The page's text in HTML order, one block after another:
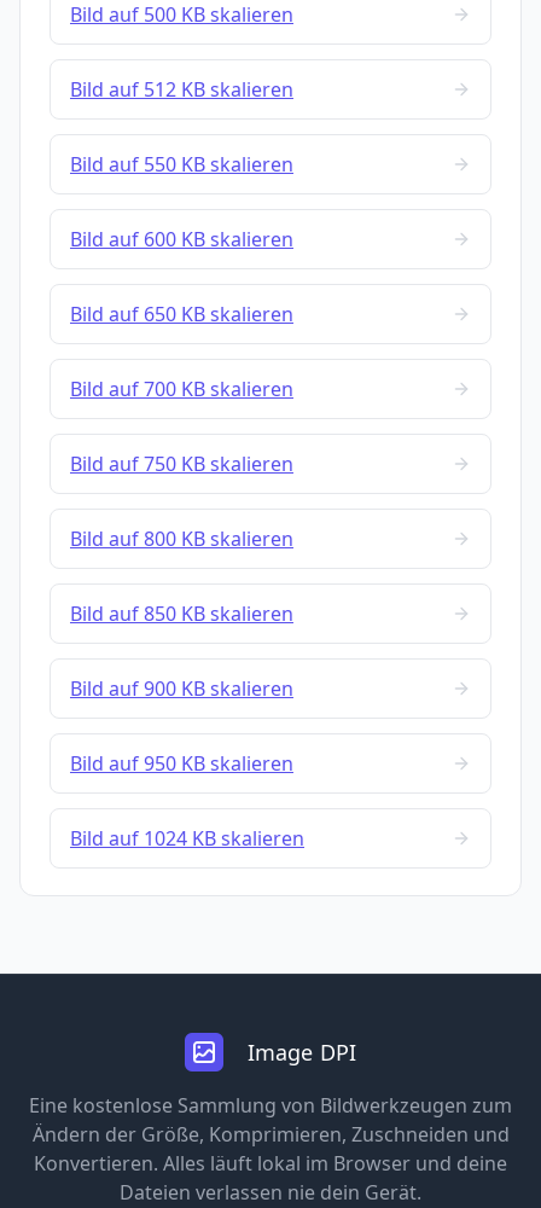
Bild auf 500 KB skalieren
Bild auf 512 KB skalieren
Bild auf 550 KB skalieren
Bild auf 600 KB skalieren
Bild auf 650 KB skalieren
Bild auf 700 KB skalieren
Bild auf 750 KB skalieren
Bild auf 800 KB skalieren
Bild auf 850 KB skalieren
Bild auf 900 KB skalieren
Bild auf 950 KB skalieren
Bild auf 1024 KB skalieren
Image DPI
Eine kostenlose Sammlung von Bildwerkzeugen zum
Ändern der Größe, Komprimieren, Zuschneiden und
Konvertieren. Alles läuft lokal im Browser und deine
Dateien verlassen nie dein Gerät.